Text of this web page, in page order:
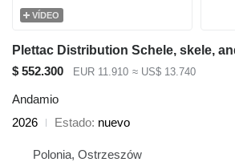
VÍDEO
$ 552.300 EUR 11.910 ≈ US$ 13.740
Andamio
2026
Estado nuevo
Polonia, Ostrzeszów